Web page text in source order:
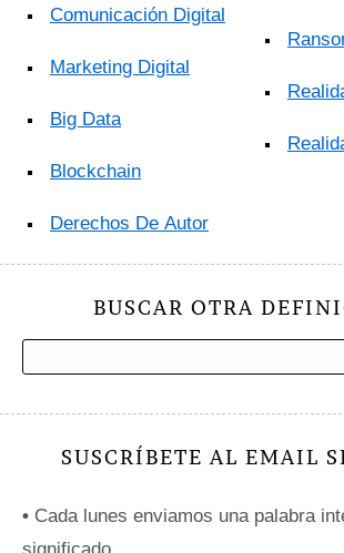
Comunicación Digital
Marketing Digital
Big Data
Blockchain
Derechos De Autor
BUSCAR OTRA
SUSCRÍBETE AL EMAIL
• Cada lunes enviamos una palabra